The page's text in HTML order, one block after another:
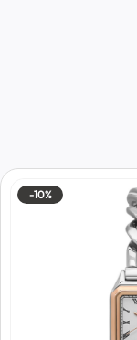
-10%